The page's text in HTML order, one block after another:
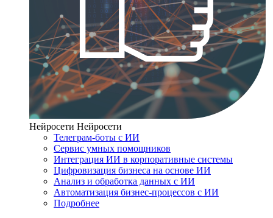
Нейросети Нейросети
Телеграм-боты с ИИ
Сервис умных помощников
Интеграция ИИ в корпоративные системы
Цифровизация бизнеса на основе ИИ
Анализ и обработка данных с ИИ
Автоматизация бизнес-процессов с ИИ
Подробнее